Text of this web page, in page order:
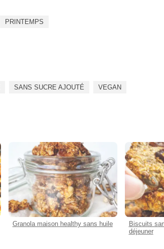
PRINTEMPS
SANS SUCRE AJOUTÉ VEGAN
Granola maison healthy sans huile
Biscuits
déjeuner